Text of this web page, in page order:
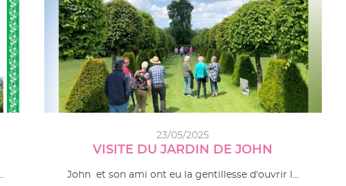
23/05/2025
VISITE DU JARDIN DE JOHN
John et son ami ont eu la gentillesse d'ouvrir l…